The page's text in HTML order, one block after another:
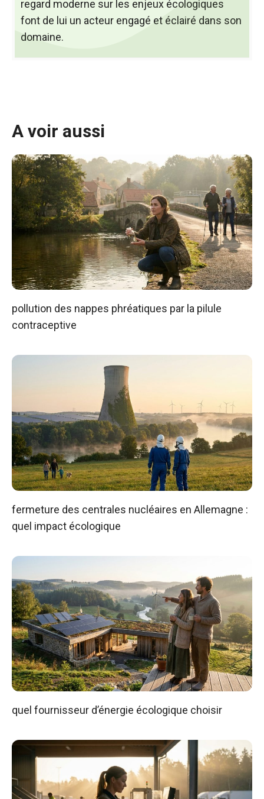
regard moderne sur les enjeux écologiques
font de lui un acteur engagé et éclairé dans son
domaine.
A voir aussi
pollution des nappes phréatiques par la pilule
contraceptive
fermeture des centrales nucléaires en Allemagne :
quel impact écologique
quel fournisseur d’énergie écologique choisir